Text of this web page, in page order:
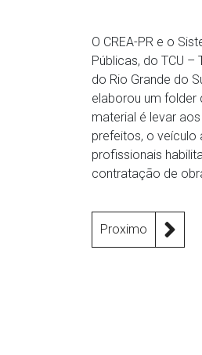
O CREA-PR e o
Públicas, do TCU –
do Rio Grande do
elaborou um folder
material é levar
prefeitos, o veículo
profissionais
contratação de
Proximo